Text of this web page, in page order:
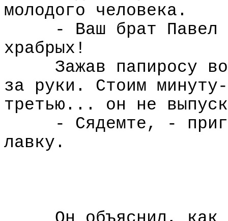
молодого человека.
- Ваш брат Павел
храбрых!
Зажав папиросу во
за руки. Стоим
третью... он не
- Сядемте, -
лавку.